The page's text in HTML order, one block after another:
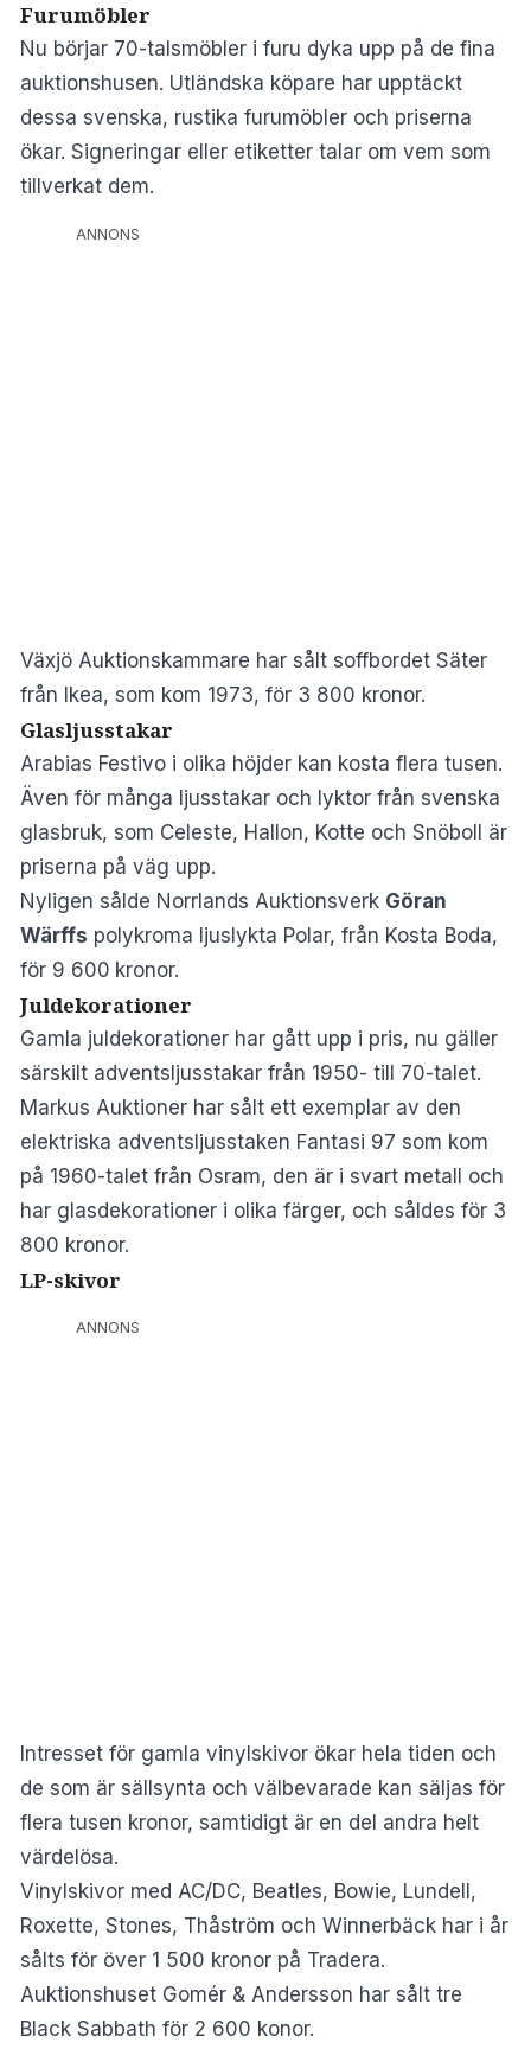
Furumöbler
Nu börjar 70-talsmöbler i furu dyka upp på de fina
auktionshusen. Utländska köpare har upptäckt
dessa svenska, rustika furumöbler och priserna
ökar. Signeringar eller etiketter talar om vem som
tillverkat dem.
ANNONS
Växjö Auktionskammare har sålt soffbordet Säter
från Ikea, som kom 1973, för 3 800 kronor.
Glasljusstakar
Arabias Festivo i olika höjder kan kosta flera tusen.
Även för många ljusstakar och lyktor från svenska
glasbruk, som Celeste, Hallon, Kotte och Snöboll är
priserna på väg upp.
Nyligen sålde Norrlands Auktionsverk Göran
Wärffs polykroma ljuslykta Polar, från Kosta Boda,
för 9 600 kronor.
Juldekorationer
Gamla juldekorationer har gått upp i pris, nu gäller
särskilt adventsljusstakar från 1950- till 70-talet.
Markus Auktioner har sålt ett exemplar av den
elektriska adventsljusstaken Fantasi 97 som kom
på 1960-talet från Osram, den är i svart metall och
har glasdekorationer i olika färger, och såldes för 3
800 kronor.
LP-skivor
ANNONS
Intresset för gamla vinylskivor ökar hela tiden och
de som är sällsynta och välbevarade kan säljas för
flera tusen kronor, samtidigt är en del andra helt
värdelösa.
Vinylskivor med AC/DC, Beatles, Bowie, Lundell,
Roxette, Stones, Thåström och Winnerbäck har i år
sålts för över 1 500 kronor på Tradera.
Auktionshuset Gomér & Andersson har sålt tre
Black Sabbath för 2 600 konor.